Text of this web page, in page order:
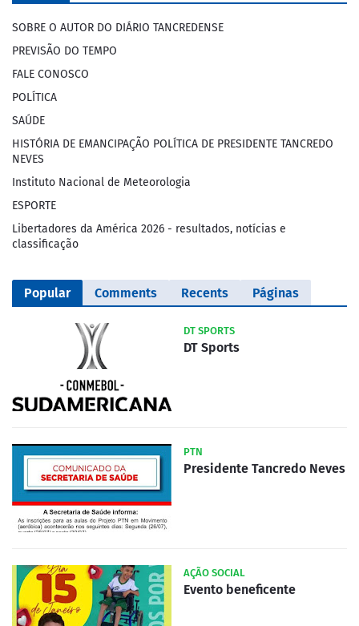
SOBRE O AUTOR DO DIÁRIO TANCREDENSE
PREVISÃO DO TEMPO
FALE CONOSCO
POLÍTICA
SAÚDE
HISTÓRIA DE EMANCIPAÇÃO POLÍTICA DE PRESIDENTE TANCREDO
NEVES
Instituto Nacional de Meteorologia
ESPORTE
Libertadores da América 2026 - resultados, notícias e
classificação
Popular Comments Recents Páginas
DT SPORTS
DT Sports
PTN
Presidente Tancredo Neves
AÇÃO SOCIAL
Evento beneficente